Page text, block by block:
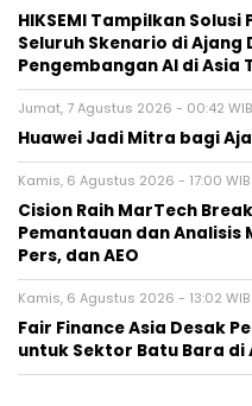
HIKSEMI Tampilkan
Seluruh Skenario di Ajang
Pengembangan AI di Asia
Jumat, 7 Agustus 2026 - 00:42 WIB
Huawei Jadi Mitra bagi
Kamis, 6 Agustus 2026 - 17:00 WIB
Cision Raih MarTech
Pemantauan dan Analisis
Pers, dan AEO
Kamis, 6 Agustus 2026 - 13:02 WIB
Fair Finance Asia Desak
untuk Sektor Batu Bara di